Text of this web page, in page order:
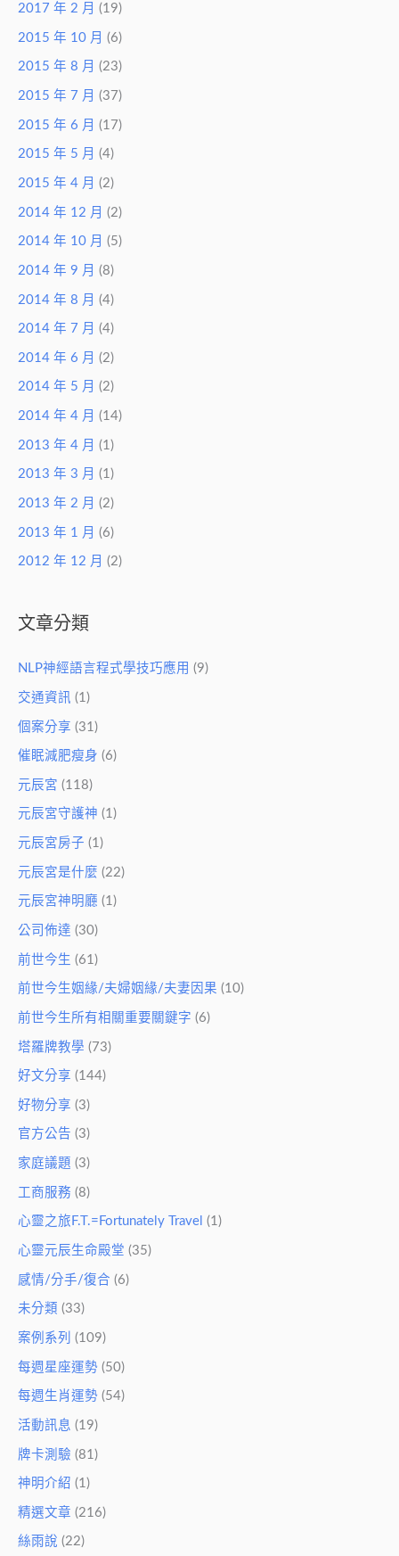
2017 年 2 月 (19)
2015 年 10 月 (6)
2015 年 8 月 (23)
2015 年 7 月 (37)
2015 年 6 月 (17)
2015 年 5 月 (4)
2015 年 4 月 (2)
2014 年 12 月 (2)
2014 年 10 月 (5)
2014 年 9 月 (8)
2014 年 8 月 (4)
2014 年 7 月 (4)
2014 年 6 月 (2)
2014 年 5 月 (2)
2014 年 4 月 (14)
2013 年 4 月 (1)
2013 年 3 月 (1)
2013 年 2 月 (2)
2013 年 1 月 (6)
2012 年 12 月 (2)
文章分類
NLP神經語言程式學技巧應用 (9)
交通資訊 (1)
個案分享 (31)
催眠減肥瘦身 (6)
元辰宮 (118)
元辰宮守護神 (1)
元辰宮房子 (1)
元辰宮是什麼 (22)
元辰宮神明廳 (1)
公司佈達 (30)
前世今生 (61)
前世今生姻緣/夫婦姻緣/夫妻因果 (10)
前世今生所有相關重要關鍵字 (6)
塔羅牌教學 (73)
好文分享 (144)
好物分享 (3)
官方公告 (3)
家庭議題 (3)
工商服務 (8)
心靈之旅F.T.=Fortunately Travel (1)
心靈元辰生命殿堂 (35)
感情/分手/復合 (6)
未分類 (33)
案例系列 (109)
每週星座運勢 (50)
每週生肖運勢 (54)
活動訊息 (19)
牌卡測驗 (81)
神明介紹 (1)
精選文章 (216)
絲雨說 (22)